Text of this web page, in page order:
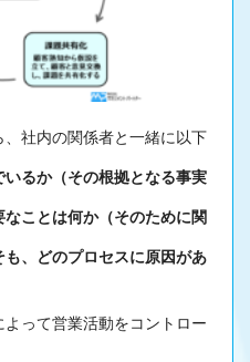
社内の関係者と一緒に以下
いるか（その根拠となる事実
なことは何か（そのために関
も、どのプロセスに原因があ
って営業活動をコントロー